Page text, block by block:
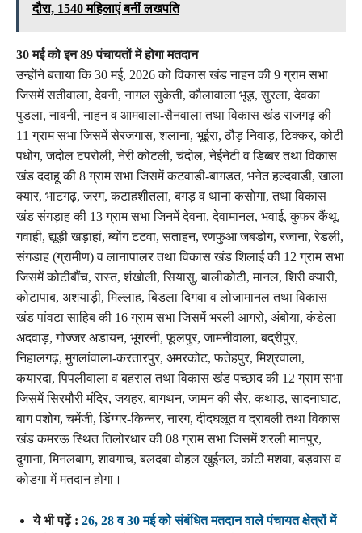
दौरा, 1540 महिलाएं बनीं लखपति
30 मई को इन 89 पंचायतों में होगा मतदान
उन्होंने बताया कि 30 मई, 2026 को विकास खंड नाहन की 9 ग्राम सभा
जिसमें सतीवाला, देवनी, नागल सुकेती, कौलावाला भूड़, सुरला, देवका
पुडला, नावनी, नाहन व आमवाला-सैनवाला तथा विकास खंड राजगढ़ की
11 ग्राम सभा जिसमें सेरजगास, शलाना, भूईरा, ठौड़ निवाड़, टिक्कर, कोटी
पधोग, जदोल टपरोली, नेरी कोटली, चंदोल, नेईनेटी व डिब्बर तथा विकास
खंड ददाहू की 8 ग्राम सभा जिसमें कटवाडी-बागडत, भनेत हल्दवाडी, खाला
क्यार, भाटगढ़, जरग, कटाहशीतला, बगड़ व थाना कसोगा, तथा विकास
खंड संगड़ाह की 13 ग्राम सभा जिनमें देवना, देवामानल, भवाई, कुफर कैंथू,
गवाही, द्यूड़ी खड़ाहां, ब्योंग टटवा, सताहन, रणफुआ जबडोग, रजाना, रेडली,
संगडाह (ग्रामीण) व लानापालर तथा विकास खंड शिलाई की 12 ग्राम सभा
जिसमें कोटीबौंच, रास्त, शंखोली, सियासु, बालीकोटी, मानल, शिरी क्यारी,
कोटापाब, अशयाड़ी, मिल्लाह, बिडला दिगवा व लोजामानल तथा विकास
खंड पांवटा साहिब की 16 ग्राम सभा जिसमें भरली आगरो, अंबोया, कंडेला
अदवाड़, गोज्जर अडायन, भूंगरनी, फूलपुर, जामनीवाला, बद्रीपुर,
निहालगढ़, मुगलांवाला-करतारपुर, अमरकोट, फतेहपुर, मिश्रवाला,
कयारदा, पिपलीवाला व बहराल तथा विकास खंड पच्छाद की 12 ग्राम सभा
जिसमें सिरमौरी मंदिर, जयहर, बागथन, जामन की सैर, कथाड़, सादनाघाट,
बाग पशोग, चमेंजी, डिंग्गर-किन्नर, नारग, दीदघलूत व द्राबली तथा विकास
खंड कमरऊ स्थित तिलोरधार की 08 ग्राम सभा जिसमें शरली मानपुर,
दुगाना, मिनलबाग, शावगाच, बलदबा वोहल खुईनल, कांटी मशवा, बड़वास व
कोडगा में मतदान होगा।
ये भी पढ़ें : 26, 28 व 30 मई को संबंधित मतदान वाले पंचायत क्षेत्रों में